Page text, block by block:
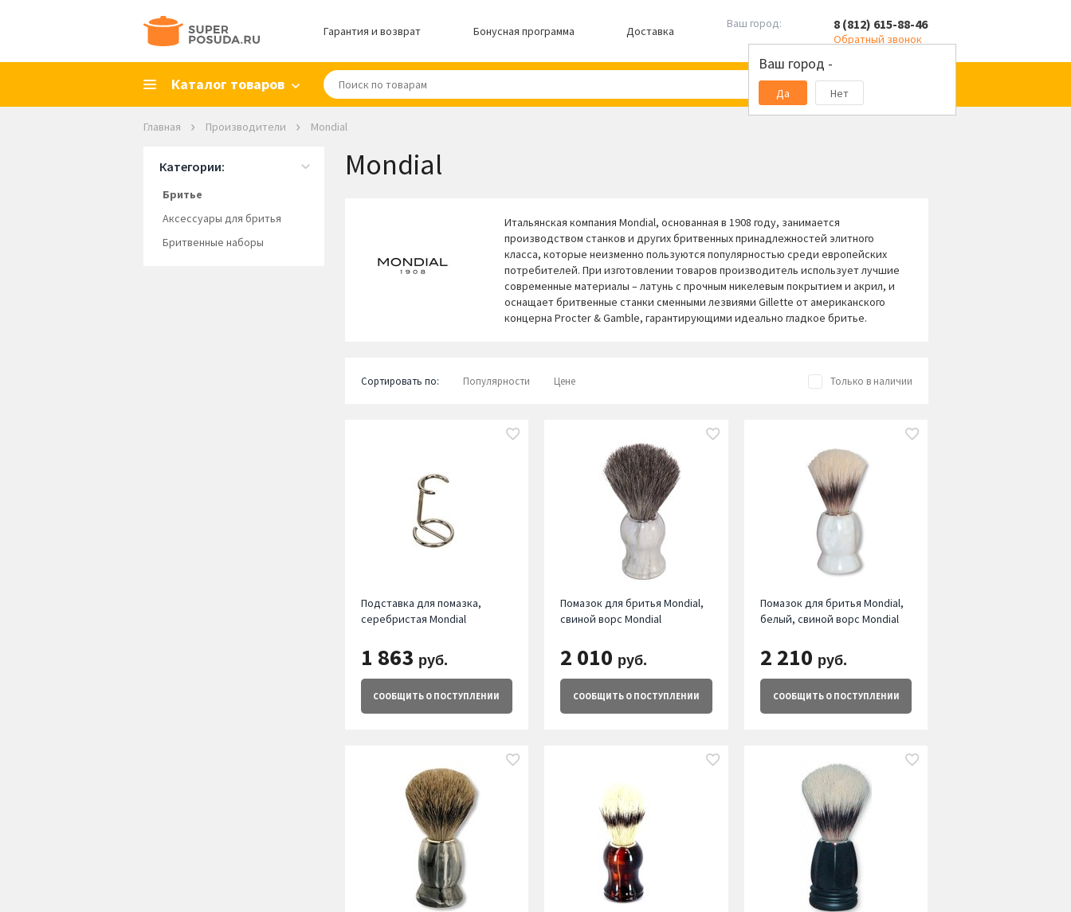
Гарантия и возврат Бонусная программа Доставка
Ваш город:
Ваш город -
Да Нет
8 (812) 615-88-46
Обратный звонок
Каталог товаров
Главная Производители Mondial
Mondial
Итальянская компания Mondial, основанная в 1908 году, занимается
производством станков и других бритвенных принадлежностей элитного
класса, которые неизменно пользуются популярностью среди европейских
потребителей. При изготовлении товаров производитель использует лучшие
современные материалы – латунь с прочным никелевым покрытием и акрил, и
оснащает бритвенные станки сменными лезвиями Gillette от американского
концерна Procter & Gamble, гарантирующими идеально гладкое бритье.
Сортировать по: Популярности Цене Только в наличии
Подставка для помазка,
серебристая Mondial
1 863 руб.
СООБЩИТЬ О ПОСТУПЛЕНИИ
Помазок для бритья Mondial,
свиной ворс Mondial
2 010 руб.
СООБЩИТЬО ПОСТУПЛЕНИИ
Помазок для бритья Mondial,
белый, свиной ворс Mondial
2 210 руб.
СООБЩИТЬО ПОСТУПЛЕНИИ
Категории:
Бритье
Аксессуары для бритья
Бритвенные наборы